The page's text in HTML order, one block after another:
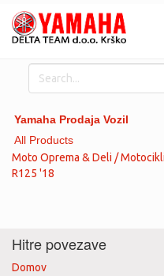
Yamaha Prodaja Vozil
All Products
Moto Oprema & Deli /
R125 '18
Hitre povezave
Domov